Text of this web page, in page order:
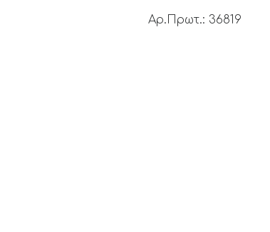
36819